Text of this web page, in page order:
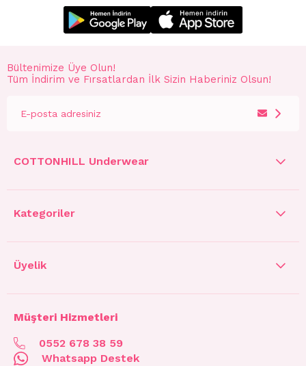
Bültenimize Üye Olun!
Tüm İndirim ve Fırsatlardan İlk Sizin Haberiniz Olsun!
COTTONHILL Underwear
Kategoriler
Üyelik
Müşteri Hizmetleri
0552 678 38 59
Whatsapp Destek